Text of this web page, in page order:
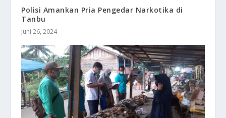
Polisi Amankan Pria Pengedar Narkotika di
Tanbu
Juni 26, 2024